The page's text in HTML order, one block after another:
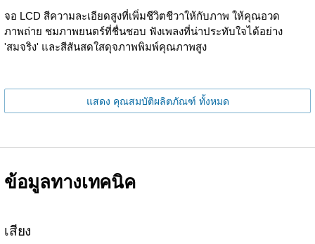
จอ LCD สีความละเอียดสูงที่เพิ่มชีวิตชีวาให้กับภาพ ให้คุณอวด
ภาพถ่าย ชมภาพยนตร์ที่ชื่นชอบ ฟังเพลงที่น่าประทับใจได้อย่าง
'สมจริง' และสีสันสดใสดุจภาพพิมพ์คุณภาพสูง
แสดง คุณสมบัติผลิตภัณฑ์ ทั้งหมด
ข้อมูลทางเทคนิค
เสียง